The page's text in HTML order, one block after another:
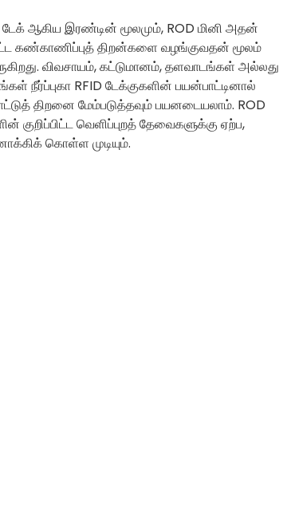
டேக் ஆகிய இரண்டின் மூலமும், ROD மினி அதன்
கண்காணிப்புத் திறன்களை வழங்குவதன் மூலம்
விவசாயம், கட்டுமானம், தளவாடங்கள் அல்லது
நீர்ப்புகா RFID டேக்குகளின் பயன்பாட்டினால்
திறனை மேம்படுத்தவும் பயனடையலாம். ROD
வெளிப்புறத் தேவைகளுக்கு ஏற்ப,
கொள்ள முடியும்.